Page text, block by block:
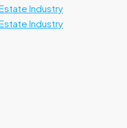
Industry
Industry